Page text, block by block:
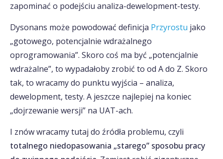
zapominać o podejściu analiza-dewelopment-testy.
Dysonans może powodować definicja Przyrostu jako
„gotowego, potencjalnie wdrażalnego
oprogramowania”. Skoro coś ma być „potencjalnie
wdrażalne”, to wypadałoby zrobić to od A do Z. Skoro
tak, to wracamy do punktu wyjścia – analiza,
dewelopment, testy. A jeszcze najlepiej na koniec
„dojrzewanie wersji” na UAT-ach.
I znów wracamy tutaj do źródła problemu, czyli
totalnego niedopasowania „starego” sposobu pracy